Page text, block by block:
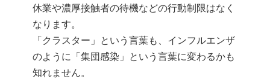
休業や濃厚接触者の待機などの行動制限はなく
なります。
「クラスター」という言葉も、インフルエンザ
のように「集団感染」という言葉に変わるかも
知れません。